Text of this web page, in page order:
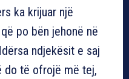
ka krijuar një
po bën jehonë në
ndjekësit e saj
do të ofrojë më tej,